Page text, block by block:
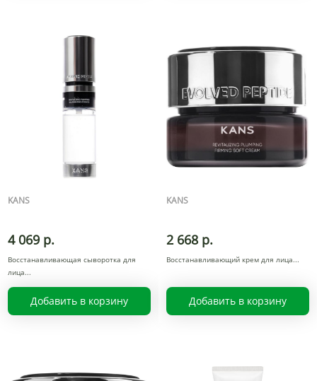
KANS
4 069 р.
Восстанавливающая сыворотка для
лица
Добавить в корзину
KANS
2 668 р.
Восстанавливающий крем для лица
Добавить в корзину